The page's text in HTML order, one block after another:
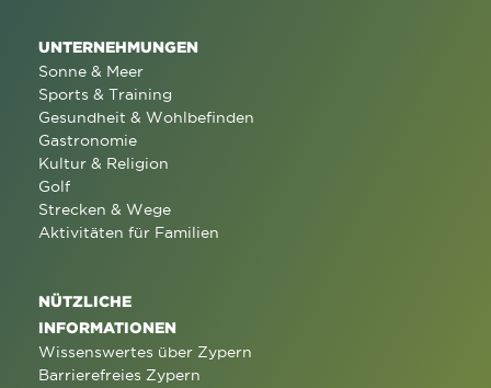
UNTERNEHMUNGEN
Sonne & Meer
Sports & Training
Gesundheit & Wohlbefinden
Gastronomie
Kultur & Religion
Golf
Strecken & Wege
Aktivitäten für Familien
NÜTZLICHE
INFORMATIONEN
Wissenswertes über Zypern
Barrierefreies Zypern